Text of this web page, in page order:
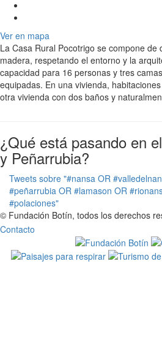
Ver en mapa
La Casa Rural Pocotrigo se compone
madera, respetando el entorno y la
capacidad para 16 personas y tres
equipadas. En una vivienda,
otra vivienda con dos baños y
¿Qué está pasando en
y Peñarrubia?
Tweets sobre "#nansa OR
#peñarrubia OR #lamason OR
#polaciones"
© Fundación Botín, todos los derechos
Contacto